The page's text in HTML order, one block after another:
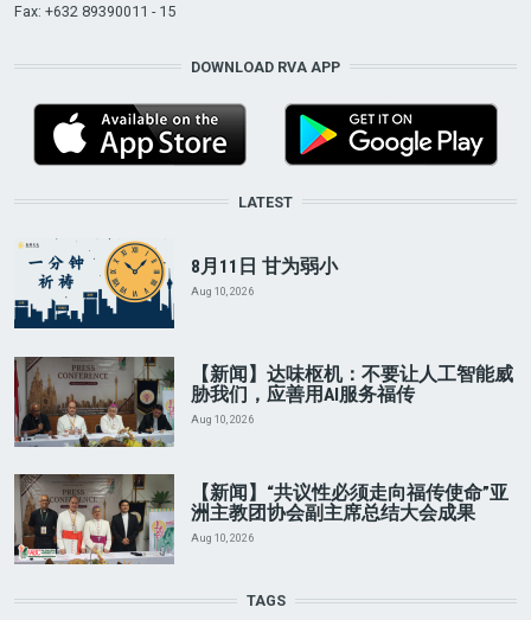
Fax: +632 89390011 - 15
DOWNLOAD RVA APP
LATEST
8月11日 甘为弱小
Aug 10, 2026
【新闻】达味枢机：不要让人工智能威
胁我们，应善用AI服务福传
Aug 10, 2026
【新闻】“共议性必须走向福传使命”亚
洲主教团协会副主席总结大会成果
Aug 10, 2026
TAGS